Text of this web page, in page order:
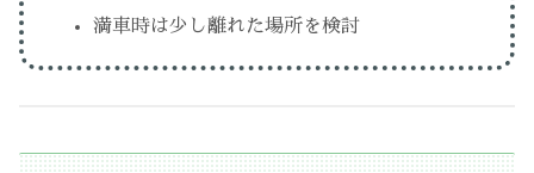
満車時は少し離れた場所を検討